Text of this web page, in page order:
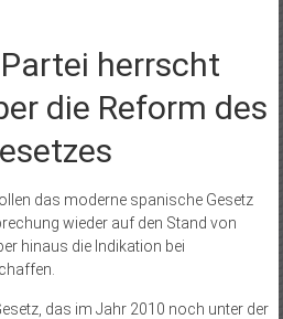
herrscht
die Reform des
das moderne spanische Gesetz
wieder auf den Stand von
hinaus die Indikation bei
das im Jahr 2010 noch unter der